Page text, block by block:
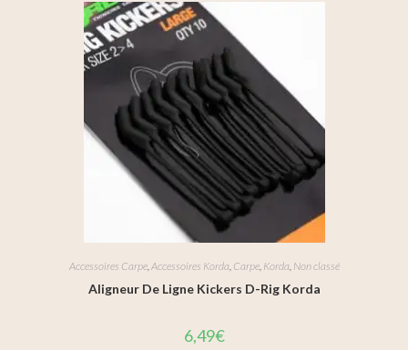
Accessoires Carpe, Accessoires Korda Carpe, Korda Non classé
Aligneur De Ligne Kickers D-Rig Korda
6,49€